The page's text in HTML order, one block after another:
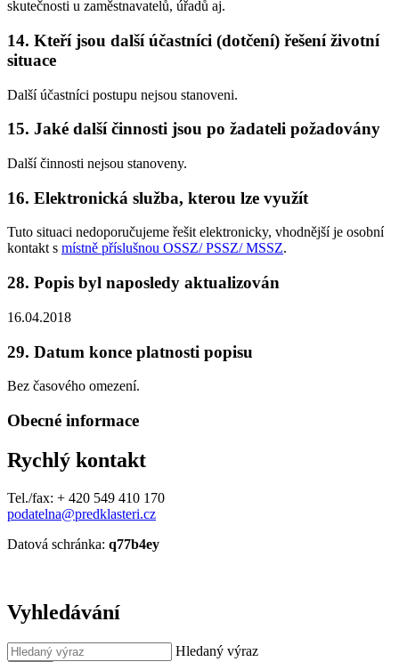
skutečnosti u zaměstnavatelů, úřadů aj.
14. Kteří jsou další účastníci (dotčení) řešení životní
situace
Další účastníci postupu nejsou stanoveni.
15. Jaké další činnosti jsou po žadateli požadovány
Další činnosti nejsou stanoveny.
16. Elektronická služba, kterou lze využít
Tuto situaci nedoporučujeme řešit elektronicky, vhodnější je osobní
kontakt s místně příslušnou OSSZ/ PSSZ/ MSSZ.
28. Popis byl naposledy aktualizován
16.04.2018
29. Datum konce platnosti popisu
Bez časového omezení.
Obecné informace
Rychlý kontakt
Tel./fax: + 420 549 410 170
podatelna@predklasteri.cz
Datová schránka: q77b4ey
Vyhledávání
Hledaný výraz